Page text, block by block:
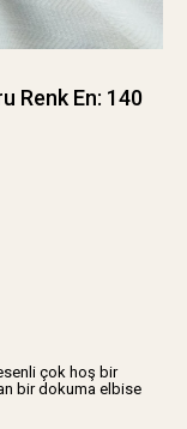
Renk En: 140
çok hoş bir
bir dokuma elbise